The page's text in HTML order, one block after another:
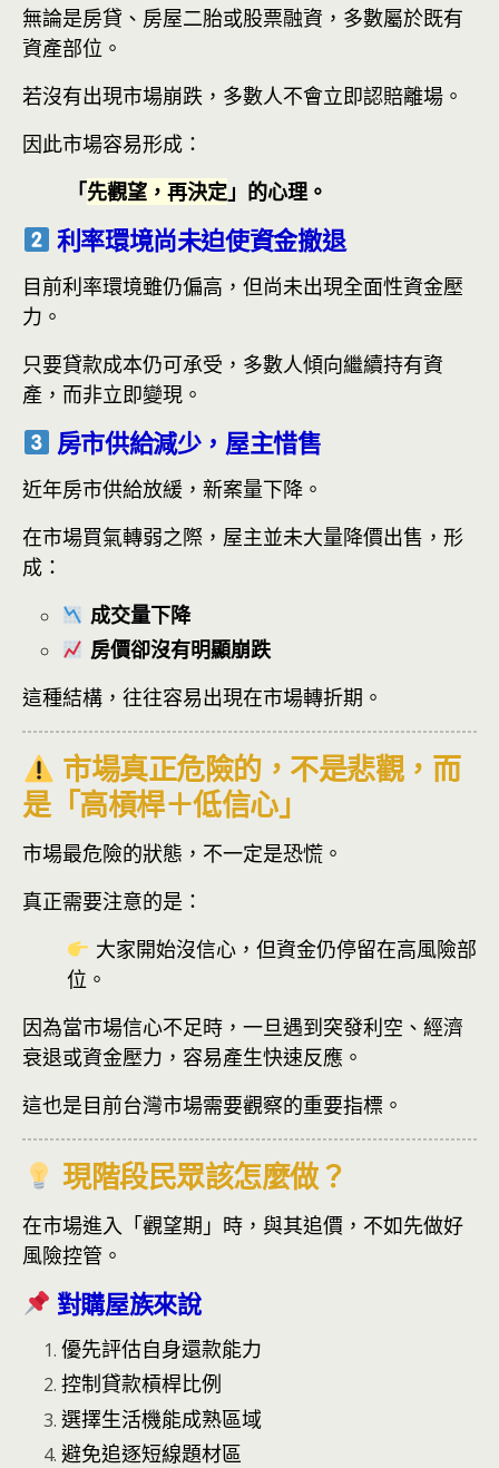
無論是房貸、房屋二胎或股票融資，多數屬於既有
資產部位。
若沒有出現市場崩跌，多數人不會立即認賠離場。
因此市場容易形成：
「先觀望，再決定」的心理。
利率環境尚未迫使資金撤退
目前利率環境雖仍偏高，但尚未出現全面性資金壓
力。
只要貸款成本仍可承受，多數人傾向繼續持有資
產，而非立即變現。
房市供給減少，屋主惜售
近年房市供給放緩，新案量下降。
在市場買氣轉弱之際，屋主並未大量降價出售，形
成：
成交量下降
房價卻沒有明顯崩跌
這種結構，往往容易出現在市場轉折期。
市場真正危險的，不是悲觀，而
是「高槓桿＋低信心」
市場最危險的狀態，不一定是恐慌。
真正需要注意的是：
大家開始沒信心，但資金仍停留在高風險部
位。
因為當市場信心不足時，一旦遇到突發利空、經濟
衰退或資金壓力，容易產生快速反應。
這也是目前台灣市場需要觀察的重要指標。
現階段民眾該怎麼做？
在市場進入「觀望期」時，與其追價，不如先做好
風險控管。
對購屋族來說
優先評估自身還款能力
控制貸款槓桿比例
選擇生活機能成熟區域
避免追逐短線題材區